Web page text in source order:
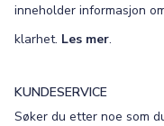
inneholder informasjon
klarhet. Les mer.
KUNDESERVICE
Søker du etter noe som